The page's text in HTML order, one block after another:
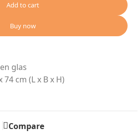
Add to cart
Buy now
glas
cm (L x B x H)
Compare